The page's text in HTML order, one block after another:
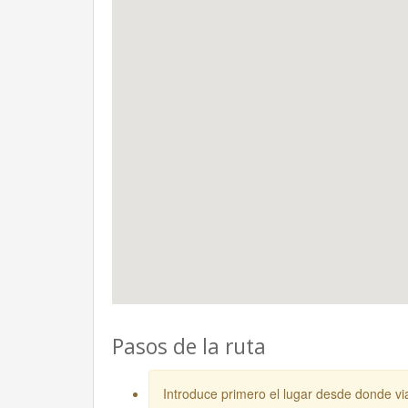
Pasos de la ruta
Introduce primero el lugar desde donde